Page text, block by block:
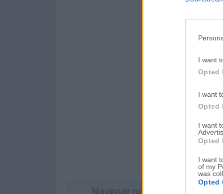
I want
Opted
I want
Opted
I want
Opted
I want
of my
was
Opted